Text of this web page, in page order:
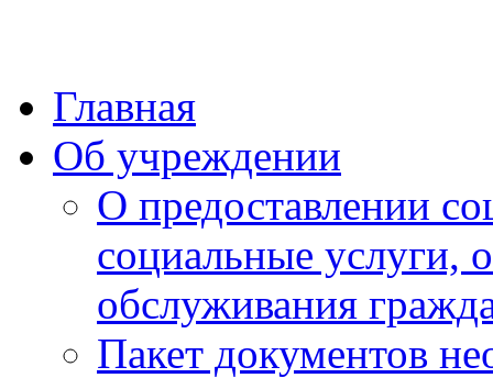
Главная
Об учреждении
О предоставлении
социальные услуги,
обслуживания
Пакет документов